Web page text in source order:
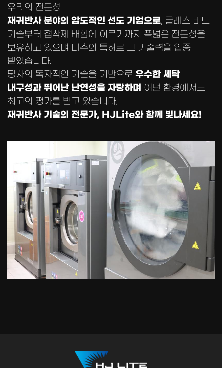
우리의 전문성
재귀반사 분야의 압도적인 선도 기업으로, 글래스 비드
기술부터 접착제 배합에 이르기까지 폭넓은 전문성을
보유하고 있으며 다수의 특허로 그 기술력을 입증
받았습니다.
당사의 독자적인 기술을 기반으로 우수한 세탁
내구성과 뛰어난 난연성을 자랑하며 어떤 환경에서도
최고의 평가를 받고 있습니다.
재귀반사 기술의 전문가, HJLite와 함께 빛나세요!